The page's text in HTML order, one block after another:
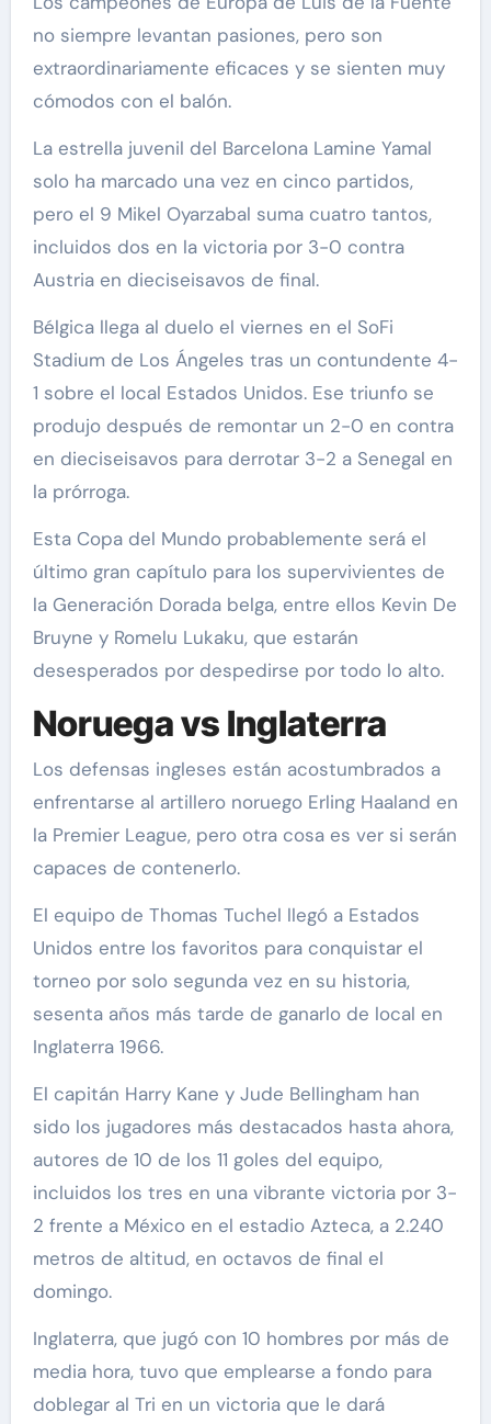
no siempre levantan pasiones, pero son
extraordinariamente eficaces y se sienten muy
cómodos con el balón.
La estrella juvenil del Barcelona Lamine Yamal
solo ha marcado una vez en cinco partidos,
pero el 9 Mikel Oyarzabal suma cuatro tantos,
incluidos dos en la victoria por 3-0 contra
Austria en dieciseisavos de final.
Bélgica llega al duelo el viernes en el SoFi
Stadium de Los Ángeles tras un contundente 4-
1 sobre el local Estados Unidos. Ese triunfo se
produjo después de remontar un 2-0 en contra
en dieciseisavos para derrotar 3-2 a Senegal en
la prórroga.
Esta Copa del Mundo probablemente será el
último gran capítulo para los supervivientes de
la Generación Dorada belga, entre ellos Kevin De
Bruyne y Romelu Lukaku, que estarán
desesperados por despedirse por todo lo alto.
Noruega vs Inglaterra
Los defensas ingleses están acostumbrados a
enfrentarse al artillero noruego Erling Haaland en
la Premier League, pero otra cosa es ver si serán
capaces de contenerlo.
El equipo de Thomas Tuchel llegó a Estados
Unidos entre los favoritos para conquistar el
torneo por solo segunda vez en su historia,
sesenta años más tarde de ganarlo de local en
Inglaterra 1966.
El capitán Harry Kane y Jude Bellingham han
sido los jugadores más destacados hasta ahora,
autores de 10 de los 11 goles del equipo,
incluidos los tres en una vibrante victoria por 3-
2 frente a México en el estadio Azteca, a 2.240
metros de altitud, en octavos de final el
domingo.
Inglaterra, que jugó con 10 hombres por más de
media hora, tuvo que emplearse a fondo para
doblegar al Tri en un victoria que le dará